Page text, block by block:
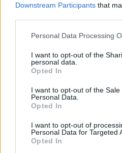
Downstream Participants that
Personal Data Processing
I want to opt-out of the
personal data.
Opted In
I want to opt-out of the Sale
Personal Data.
Opted In
I want to opt-out of
Personal Data for Targeted
Opted In
Il materiale (testo, foto e video) consultabile
Alcune foto (screenshot) ed articoli presenti
internet, in quanto arrivati alla nostra
con immagini e testi allegati ed autorizzati